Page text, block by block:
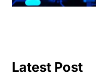
Latest Post